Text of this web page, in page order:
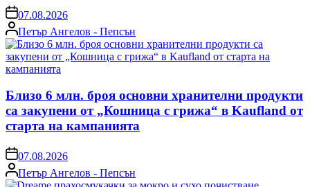
on07.08.2026
Posted
by
Петър Ангелов - Пепсън
Близо 6 млн. броя основни хранителни продукти
са закупени от „Кошница с грижа“ в Kaufland от
старта на кампанията
on07.08.2026
Posted
by
Петър Ангелов - Пепсън